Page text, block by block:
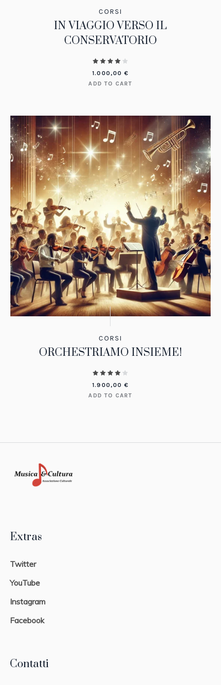
CORSI
IN VIAGGIO VERSO IL
CONSERVATORIO
1.000,00 €
ADD TO CART
CORSI
ORCHESTRIAMO INSIEME!
1.900,00 €
ADD TO CART
Extras
Twitter
YouTube
Instagram
Facebook
Contatti